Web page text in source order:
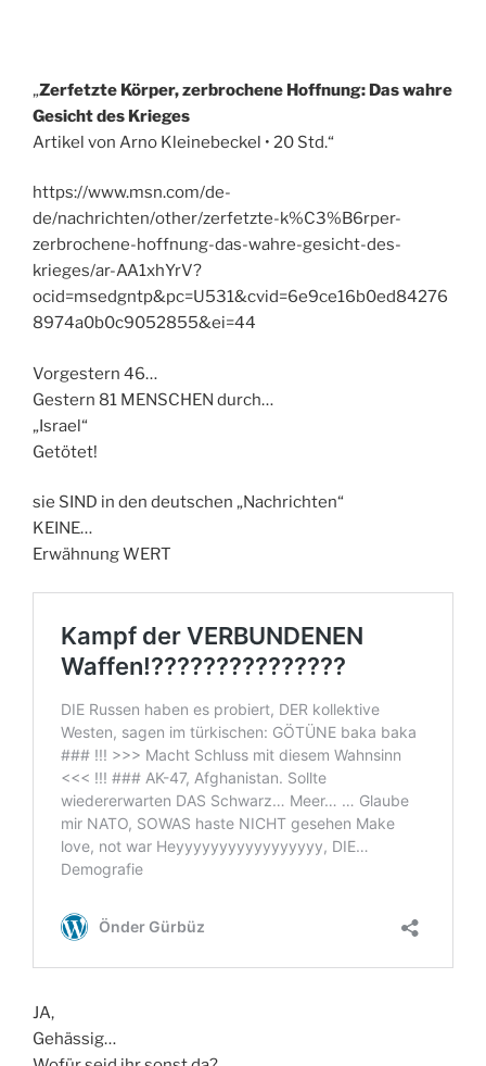
„Zerfetzte Körper, zerbrochene Hoffnung: Das wahre
Gesicht des Krieges
Artikel von Arno Kleinebeckel • 20 Std.“
https://www.msn.com/de-
de/nachrichten/other/zerfetzte-k%C3%B6rper-
zerbrochene-hoffnung-das-wahre-gesicht-des-
krieges/ar-AA1xhYrV?
ocid=msedgntp&pc=U531&cvid=6e9ce16b0ed84276
8974a0b0c9052855&ei=44
Vorgestern 46…
Gestern 81 MENSCHEN durch…
„Israel“
Getötet!
sie SIND in den deutschen „Nachrichten“
KEINE…
Erwähnung WERT
JA,
Gehässig…